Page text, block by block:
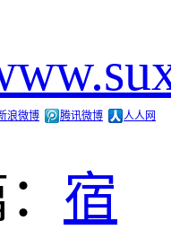
浪微博 腾讯微博
人人网
宿